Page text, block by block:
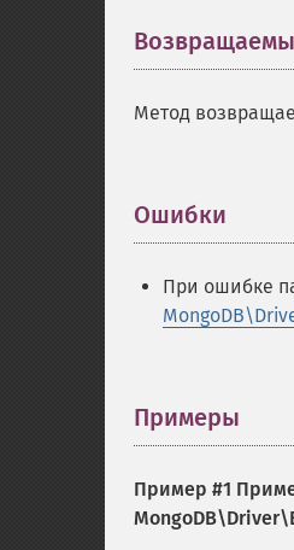
Метод
Ошибки
При ошибке
Примеры
Пример #1